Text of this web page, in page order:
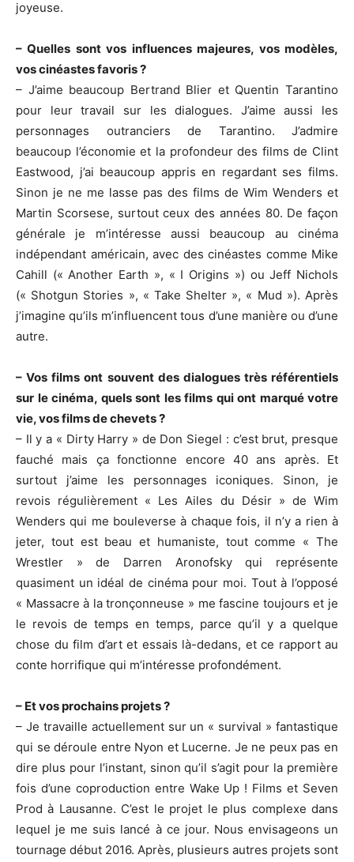
joyeuse.
– Quelles sont vos influences majeures, vos modèles,
vos cinéastes favoris ?
– J’aime beaucoup Bertrand Blier et Quentin Tarantino
pour leur travail sur les dialogues. J’aime aussi les
personnages outranciers de Tarantino. J’admire
beaucoup l’économie et la profondeur des films de Clint
Eastwood, j’ai beaucoup appris en regardant ses films.
Sinon je ne me lasse pas des films de Wim Wenders et
Martin Scorsese, surtout ceux des années 80. De façon
générale je m’intéresse aussi beaucoup au cinéma
indépendant américain, avec des cinéastes comme Mike
Cahill (« Another Earth », « I Origins ») ou Jeff Nichols
(« Shotgun Stories », « Take Shelter », « Mud »). Après
j’imagine qu’ils m’influencent tous d’une manière ou d’une
autre.
– Vos films ont souvent des dialogues très référentiels
sur le cinéma, quels sont les films qui ont marqué votre
vie, vos films de chevets ?
– Il y a « Dirty Harry » de Don Siegel : c’est brut, presque
fauché mais ça fonctionne encore 40 ans après. Et
surtout j’aime les personnages iconiques. Sinon, je
revois régulièrement « Les Ailes du Désir » de Wim
Wenders qui me bouleverse à chaque fois, il n’y a rien à
jeter, tout est beau et humaniste, tout comme « The
Wrestler » de Darren Aronofsky qui représente
quasiment un idéal de cinéma pour moi. Tout à l’opposé
« Massacre à la tronçonneuse » me fascine toujours et je
le revois de temps en temps, parce qu’il y a quelque
chose du film d’art et essais là-dedans, et ce rapport au
conte horrifique qui m’intéresse profondément.
– Et vos prochains projets ?
– Je travaille actuellement sur un « survival » fantastique
qui se déroule entre Nyon et Lucerne. Je ne peux pas en
dire plus pour l’instant, sinon qu’il s’agit pour la première
fois d’une coproduction entre Wake Up ! Films et Seven
Prod à Lausanne. C’est le projet le plus complexe dans
lequel je me suis lancé à ce jour. Nous envisageons un
tournage début 2016. Après, plusieurs autres projets sont